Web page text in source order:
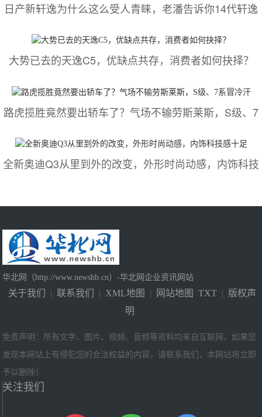
日产新轩逸为什么这么受人青睐，老潘告诉你14代轩逸
大势已去的天逸C5，优缺点共存，消费者如何抉择？
路虎揽胜竟然要出轿车了？气场不输劳斯莱斯，S级、7
全新奥迪Q3从里到外的改变，外形时尚动感，内饰科技
华北网（http://www.newshb.cn）-华北网企业资讯网站
关于我们 | 联系我们 | XML地图 | 网站地图 TXT | 版权声
明
免责声明：所有文字、图片、视频、音频等资料均来自互联网，如果您
发现本网站上有侵犯您的合法权益的内容，请联系我们，本网站将立即
予以删除！
关注我们